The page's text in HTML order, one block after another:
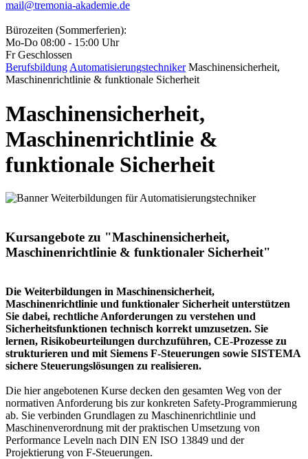
mail@tremonia-akademie.de
Bürozeiten (Sommerferien):
Mo-Do 08:00 - 15:00 Uhr
Fr Geschlossen
Berufsbildung Automatisierungstechniker Maschinensicherheit,
Maschinenrichtlinie & funktionale Sicherheit
Maschinensicherheit,
Maschinenrichtlinie &
funktionale Sicherheit
Kursangebote zu "Maschinensicherheit,
Maschinenrichtlinie & funktionaler Sicherheit"
Die Weiterbildungen in Maschinensicherheit,
Maschinenrichtlinie und funktionaler Sicherheit unterstützen
Sie dabei, rechtliche Anforderungen zu verstehen und
Sicherheitsfunktionen technisch korrekt umzusetzen. Sie
lernen, Risikobeurteilungen durchzuführen, CE-Prozesse zu
strukturieren und mit Siemens F-Steuerungen sowie SISTEMA
sichere Steuerungslösungen zu realisieren.
Die hier angebotenen Kurse decken den gesamten Weg von der
normativen Anforderung bis zur konkreten Safety-Programmierung
ab. Sie verbinden Grundlagen zu Maschinenrichtlinie und
Maschinenverordnung mit der praktischen Umsetzung von
Performance Leveln nach DIN EN ISO 13849 und der
Projektierung von F-Steuerungen.